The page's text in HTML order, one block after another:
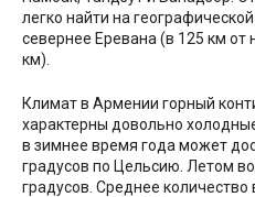
легко найти на
севернее Еревана (в 125 км от
км).
Климат в Армении горный
характерны довольно
в зимнее время года может
градусов по Цельсию. Летом
градусов. Среднее